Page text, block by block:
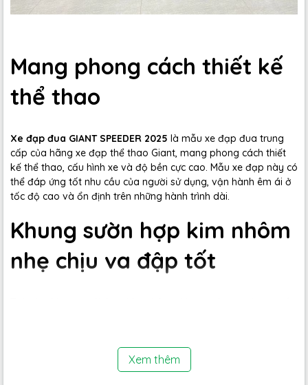
Mang phong cách thiết kế
thể thao
Xe đạp đua GIANT SPEEDER 2025 là mẫu xe đạp đua trung
cấp của hãng xe đạp thể thao Giant, mang phong cách thiết
kế thể thao, cấu hình xe và độ bền cực cao. Mẫu xe đạp này có
thể đáp ứng tốt nhu cầu của người sử dụng, vận hành êm ái ở
tốc độ cao và ổn định trên những hành trình dài.
Khung sườn hợp kim nhôm
nhẹ chịu va đập tốt
xước, chống chịu được khí hậu khắc nghiệt ở Việt Nam.
Xem thêm